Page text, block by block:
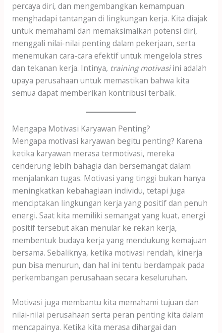
percaya diri, dan mengembangkan kemampuan
menghadapi tantangan di lingkungan kerja. Kita diajak
untuk memahami dan memaksimalkan potensi diri,
menggali nilai-nilai penting dalam pekerjaan, serta
menemukan cara-cara efektif untuk mengelola stres
dan tekanan kerja. Intinya, training motivasiini adalah
upaya perusahaan untuk memastikan bahwa kita
semua dapat memberikan kontribusi terbaik.
Mengapa Motivasi Karyawan Penting?
Mengapa motivasi karyawan begitu penting? Karena
ketika karyawan merasa termotivasi, mereka
cenderung lebih bahagia dan bersemangat dalam
menjalankan tugas. Motivasi yang tinggi bukan hanya
meningkatkan kebahagiaan individu, tetapi juga
menciptakan lingkungan kerja yang positif dan penuh
energi. Saat kita memiliki semangat yang kuat, energi
positif tersebut akan menular ke rekan kerja,
membentuk budaya kerja yang mendukung kemajuan
bersama. Sebaliknya, ketika motivasi rendah, kinerja
pun bisa menurun, dan hal ini tentu berdampak pada
perkembangan perusahaan secara keseluruhan.
Motivasi juga membantu kita memahami tujuan dan
nilai-nilai perusahaan serta peran penting kita dalam
mencapainya. Ketika kita merasa dihargai dan